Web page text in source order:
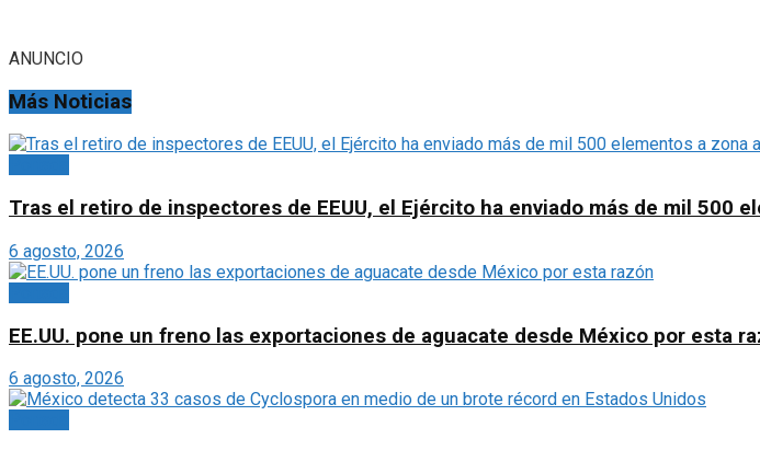
ANUNCIO
Más Noticias
Tras el retiro de inspectores de EEUU, el Ejército ha enviado más de mil 500
6 agosto, 2026
EE.UU. pone un freno las exportaciones de aguacate desde México por esta
6 agosto, 2026